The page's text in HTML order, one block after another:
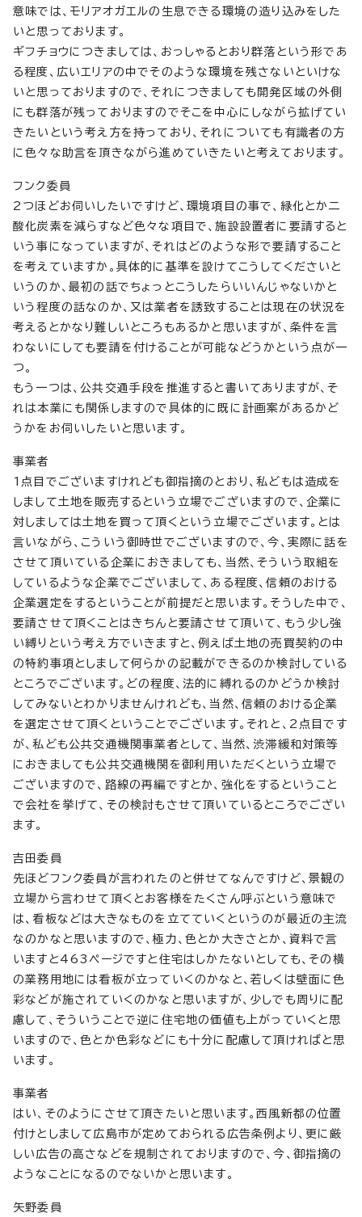
意味では、モリアオガエルの生息できる環境の造り込みをした
いと思っております。
ギフチョウにつきましては、おっしゃるとおり群落という形であ
る程度、広いエリアの中でそのような環境を残さないといけな
いと思っておりますので、それにつきましても開発区域の外側
にも群落が残っておりますのでそこを中心にしながら拡げてい
きたいという考え方を持っており、それについても有識者の方
に色々な助言を頂きながら進めていきたいと考えております。
フンク委員
2つほどお伺いしたいですけど、環境項目の事で、緑化とか二
酸化炭素を減らすなど色々な項目で、施設設置者に要請すると
いう事になっていますが、それはどのような形で要請すること
を考えていますか。具体的に基準を設けてこうしてくださいと
いうのか、最初の話でちょっとこうしたらいいんじゃないかと
いう程度の話なのか、又は業者を誘致することは現在の状況を
考えるとかなり難しいところもあるかと思いますが、条件を言
わないにしても要請を付けることが可能などうかという点が一
つ。
もう一つは、公共交通手段を推進すると書いてありますが、そ
れは本業にも関係しますので具体的に既に計画案があるかど
うかをお伺いしたいと思います。
事業者
1点目でございますけれども御指摘のとおり、私どもは造成を
しまして土地を販売するという立場でございますので、企業に
対しましては土地を買って頂くという立場でございます。とは
言いながら、こういう御時世でございますので、今、実際に話を
させて頂いている企業におきましても、当然、そういう取組を
しているような企業でございまして、ある程度、信頼のおける
企業選定をするということが前提だと思います。そうした中で、
要請させて頂くことはきちんと要請させて頂いて、もう少し強
い縛りという考え方でいきますと、例えば土地の売買契約の中
の特約事項としまして何らかの記載ができるのか検討している
ところでございます。どの程度、法的に縛れるのかどうか検討
してみないとわかりませんけれども、当然、信頼のおける企業
を選定させて頂くということでございます。それと、2点目です
が、私ども公共交通機関事業者として、当然、渋滞緩和対策等
におきましても公共交通機関を御利用いただくという立場で
ございますので、路線の再編ですとか、強化をするということ
で会社を挙げて、その検討もさせて頂いているところでござい
ます。
吉田委員
先ほどフンク委員が言われたのと併せてなんですけど、景観の
立場から言わせて頂くとお客様をたくさん呼ぶという意味で
は、看板などは大きなものを立てていくというのが最近の主流
なのかなと思いますので、極力、色とか大きさとか、資料で言
いますと463ページですと住宅はしかたないとしても、その横
の業務用地には看板が立っていくのかなと、若しくは壁面に色
彩などが施されていくのかなと思いますが、少しでも周りに配
慮して、そういうことで逆に住宅地の価値も上がっていくと思
いますので、色とか色彩などにも十分に配慮して頂ければと思
います。
事業者
はい、そのようにさせて頂きたいと思います。西風新都の位置
付けとしまして広島市が定めておられる広告条例より、更に厳
しい広告の高さなどを規制されておりますので、今、御指摘の
ようなことになるのでないかと思います。
矢野委員